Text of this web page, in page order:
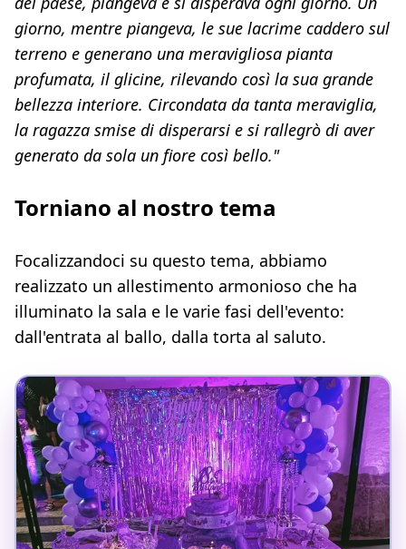
giorno, mentre piangeva, le sue lacrime caddero sul
terreno e generano una meravigliosa pianta
profumata, il glicine, rilevando così la sua grande
bellezza interiore. Circondata da tanta meraviglia,
la ragazza smise di disperarsi e si rallegrò di aver
generato da sola un fiore così bello."
Torniano al nostro tema
Focalizzandoci su questo tema, abbiamo
realizzato un allestimento armonioso che ha
illuminato la sala e le varie fasi dell'evento:
dall'entrata al ballo, dalla torta al saluto.